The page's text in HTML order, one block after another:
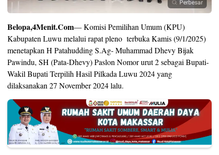
Perbesar
Belopa,4Menit.Com— Komisi Pemilihan Umum (KPU)
Kabupaten Luwu melalui rapat pleno terbuka Kamis (9/1/2025)
menetapkan H Patahudding S.Ag- Muhammad Dhevy Bijak
Pawindu, SH (Pata-Dhevy) Paslon Nomor urut 2 sebagai Bupati-
Wakil Bupati Terpilih Hasil Pilkada Luwu 2024 yang
dilaksanakan 27 November 2024 lalu.